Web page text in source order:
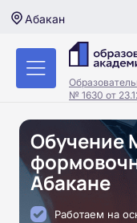
Абакан
№ 1630 от
Обучение
Абакане
Работаем на